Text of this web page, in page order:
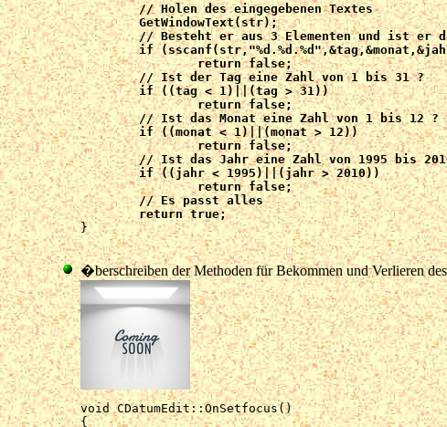
	// Holen des eingegebenen Textes
	GetWindowText(str);
	// Besteht er aus 3 Elementen und ist er durch Punkte getrennt ?
	if (sscanf(str,"%d.%d.%d",&tag,&monat,&jahr) != 3)
		return false;
	// Ist der Tag eine Zahl von 1 bis 31 ?
	if ((tag < 1)||(tag > 31))
		return false;
	// Ist das Monat eine Zahl von 1 bis 12 ?
	if ((monat < 1)||(monat > 12))
		return false;
	// Ist das Jahr eine Zahl von 1995 bis 2010
	if ((jahr < 1995)||(jahr > 2010))
		return false;
	// Es passt alles
	return true;
}
�berschreiben der Methoden für Bekommen und Verlieren
void CDatumEdit::OnSetfocus()